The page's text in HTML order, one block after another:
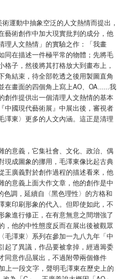
運動中抽象空泛的人文熱情而提出，
藝術創作中加大現實批判的成分，他
理人文熱情」的實驗之作：「我畫
同在描述一件極平常的物體；先將毛
格子，然後將其打格放大到畫布上，
角結束，待全部乾透之後用製圖直角
在畫面的四個角上寫上AO、OA......我
創作提供出一個清理人文熱情的基本
中國現代藝術展』中展出後，審視者
澤東〉更多的人文內涵。這正是清理
的意義，它集社會、文化、政治、偶
現成圖象的挪用，毛澤東像比起古典
王廣義對於創作過程的描述看來，他
的意義上面大作文章，他的創作是中
調，延續自〈黑色理性〉的方格和
東印刷形象的代入。但即使如此，不
象進行修正，在有意無意之間增強了
，他的中性態度反而在展出後被觀眾
毛澤東〉系列在參加一九八九年「中
起了異議，作品要被拿掉，經過籌委
同意作品展出，不過附帶兩個條件
一段文字，聲明毛澤東在歷史上的